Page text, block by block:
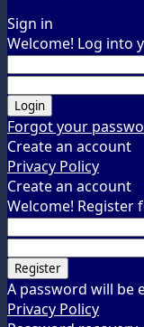
Sign in
Welcome! Log into
Forgot your
Create an account
Privacy Policy
Create an account
Welcome! Register
A password will be
Privacy Policy